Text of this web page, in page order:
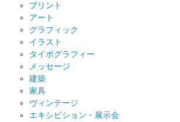
プリント
アート
グラフィック
イラスト
タイポグラフィー
メッセージ
建築
家具
ヴィンテージ
エキシビション・展示会